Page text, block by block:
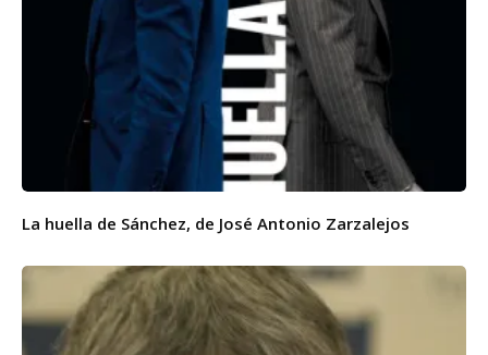
La huella de Sánchez, de José Antonio Zarzalejos